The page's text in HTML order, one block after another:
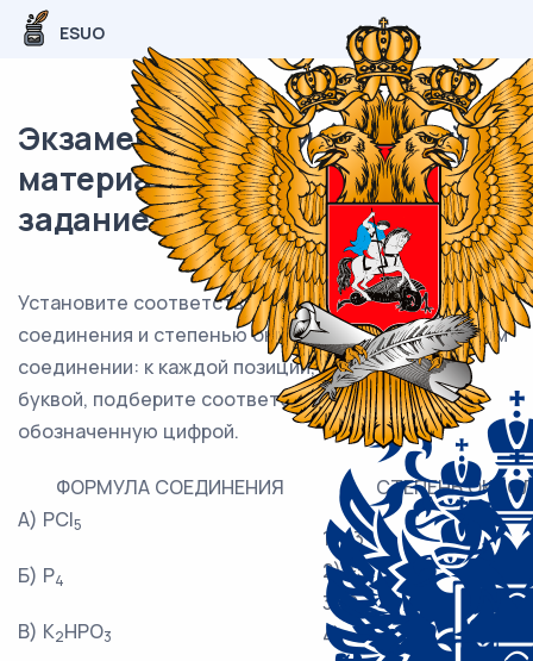
ESUO
Экзаменационный (типовой)
материал ОГЭ / Химия / 04
задание (24) / 50
Установите соответствие между формулой
соединения и степенью окисления фосфора в этом
соединении: к каждой позиции, обозначенной
буквой, подберите соответствующую позицию,
обозначенную цифрой.
ФОРМУЛА СОЕДИНЕНИЯ
СТЕПЕНЬ
А) PCl5
Б) P4
В) K2HPO3
1) +3
2) +5
3) 0
4) –3